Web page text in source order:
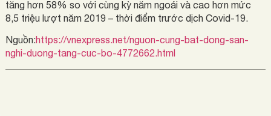
tăng hơn 58% so với cùng kỳ năm ngoái và cao hơn mức
8,5 triệu lượt năm 2019 – thời điểm trước dịch Covid-19.
Nguồn:https://vnexpress.net/nguon-cung-bat-dong-san-
nghi-duong-tang-cuc-bo-4772662.html